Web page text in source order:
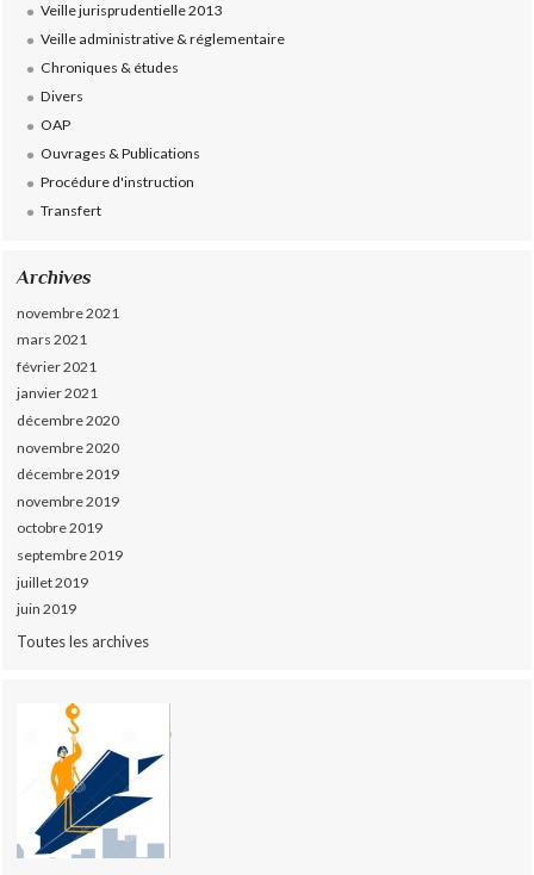
Veille jurisprudentielle 2013
Veille administrative & réglementaire
Chroniques & études
Divers
OAP
Ouvrages & Publications
Procédure d'instruction
Transfert
Archives
novembre 2021
mars 2021
février 2021
janvier 2021
décembre 2020
novembre 2020
décembre 2019
novembre 2019
octobre 2019
septembre 2019
juillet 2019
juin 2019
Toutes les archives